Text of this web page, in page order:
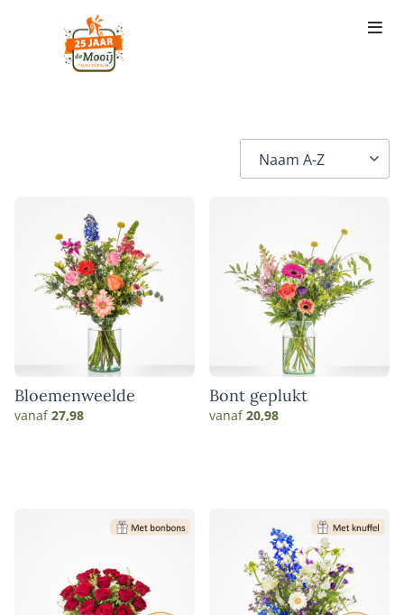
Bloemenweelde
vanaf27,98
Bont geplukt
vanaf20,98